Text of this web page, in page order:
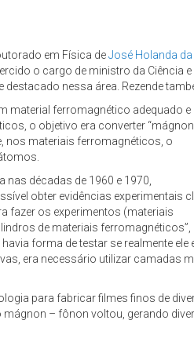
em Física deJosé Holanda
o cargo de ministro da
nessa área. Rezende
material ferromagnético adequado e
o objetivo era converter
nos materiais ferromagnéticos, o
décadas de 1960 e 1970,
obter evidências experimentais
fazer os experimentos (materiais
de materiais ferromagnéticos”,
forma de testar se realmente ele
era necessário utilizar camadas
para fabricar filmes finos de
– fônon voltou, gerando